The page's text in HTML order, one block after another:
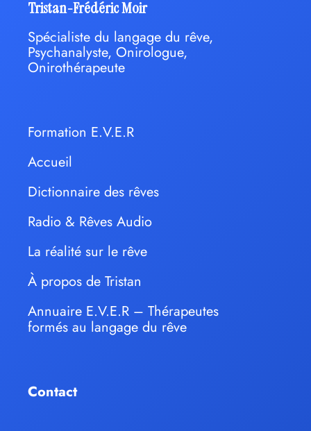
Tristan-Frédéric Moir
Spécialiste du langage du rêve,
Psychanalyste, Onirologue,
Onirothérapeute
Formation E.V.E.R
Accueil
Dictionnaire des rêves
Radio & Rêves Audio
La réalité sur le rêve
À propos de Tristan
Annuaire E.V.E.R – Thérapeutes
formés au langage du rêve
Contact